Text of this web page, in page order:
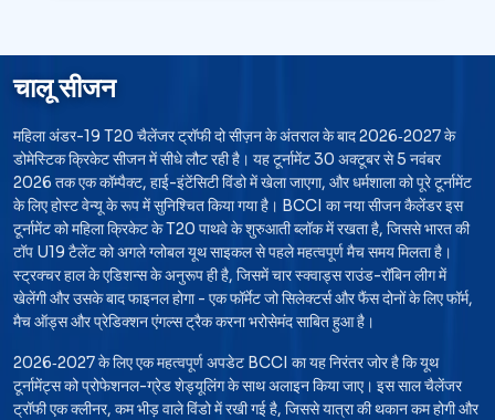
चालू सीजन
महिला अंडर-19 T20 चैलेंजर ट्रॉफी दो सीज़न के अंतराल के बाद 2026‑2027 के
डोमेस्टिक क्रिकेट सीजन में सीधे लौट रही है। यह टूर्नामेंट 30 अक्टूबर से 5 नवंबर
2026 तक एक कॉम्पैक्ट, हाई-इंटेंसिटी विंडो में खेला जाएगा, और धर्मशाला को पूरे टूर्नामेंट
के लिए होस्ट वेन्यू के रूप में सुनिश्चित किया गया है। BCCI का नया सीजन कैलेंडर इस
टूर्नामेंट को महिला क्रिकेट के T20 पाथवे के शुरुआती ब्लॉक में रखता है, जिससे भारत की
टॉप U19 टैलेंट को अगले ग्लोबल यूथ साइकल से पहले महत्वपूर्ण मैच समय मिलता है।
स्ट्रक्चर हाल के एडिशन्स के अनुरूप ही है, जिसमें चार स्क्वाड्स राउंड-रॉबिन लीग में
खेलेंगी और उसके बाद फाइनल होगा - एक फॉर्मेट जो सिलेक्टर्स और फैंस दोनों के लिए फॉर्म,
मैच ऑड्स और प्रेडिक्शन एंगल्स ट्रैक करना भरोसेमंद साबित हुआ है।
2026‑2027 के लिए एक महत्वपूर्ण अपडेट BCCI का यह निरंतर जोर है कि यूथ
टूर्नामेंट्स को प्रोफेशनल-ग्रेड शेड्यूलिंग के साथ अलाइन किया जाए। इस साल चैलेंजर
ट्रॉफी एक क्लीनर, कम भीड़ वाले विंडो में रखी गई है, जिससे यात्रा की थकान कम होगी और